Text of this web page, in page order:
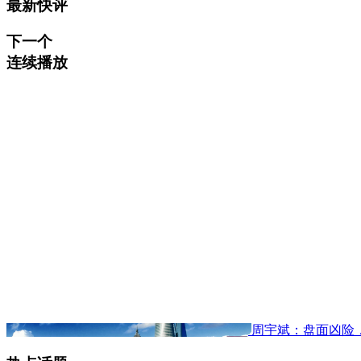
最新快评
下一个
连续播放
周宇斌：盘面凶险